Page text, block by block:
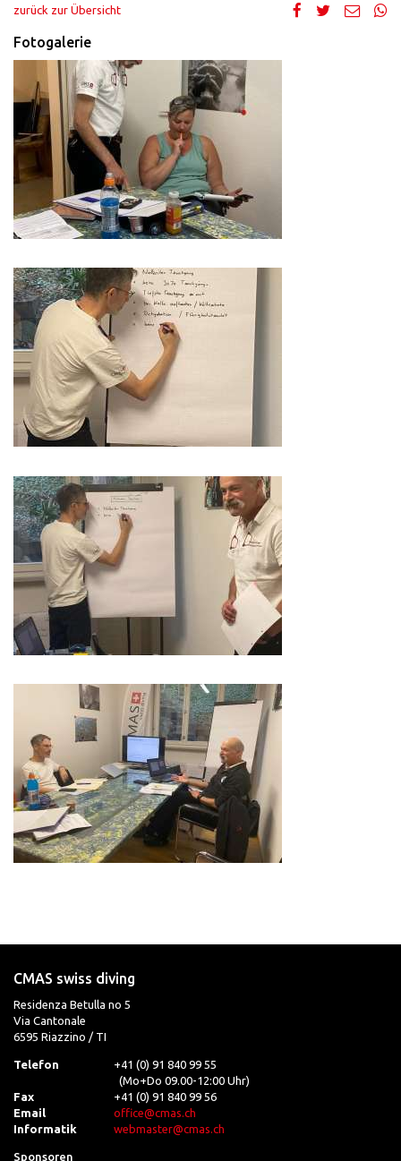
zurück zur Übersicht
Fotogalerie
CMAS swiss diving
Residenza Betulla no 5
Via Cantonale
6595 Riazzino / TI
Telefon
+41 (0) 91 840 99 55
(Mo+Do 09.00-12:00 Uhr)
Fax
+41 (0) 91 840 99 56
Email
office@cmas.ch
Informatik
webmaster@cmas.ch
Sponsoren